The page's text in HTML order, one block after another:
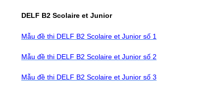
DELF B2 Scolaire et Junior
Mẫu đề thi DELF B2 Scolaire et Junior số 1
Mẫu đề thi DELF B2 Scolaire et Junior số 2
Mẫu đề thi DELF B2 Scolaire et Junior số 3